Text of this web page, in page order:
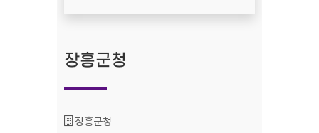
장흥군청
기관명 :
장흥군청